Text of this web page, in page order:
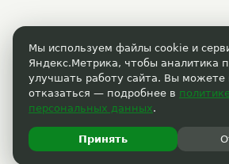
Мы используем файлы cookie и
Яндекс.Метрика, чтобы аналитика
улучшать работу сайта. Вы можете
отказаться — подробнее в
персональных данных.
Принять